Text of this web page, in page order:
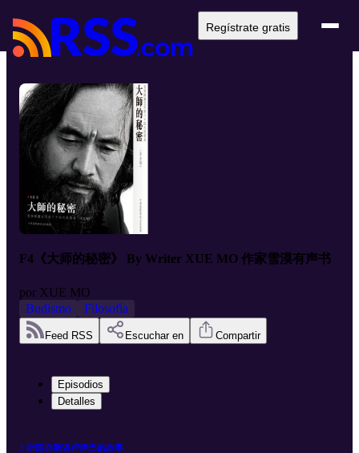
Regístrate gratis
F4《大师的秘密》 By Writer XUE MO 作家雪漠有声书
por XUE MO
Budismo
Filosofía
Feed RSS Escuchar en Compartir
Episodios
Detalles
1 听陈亦新讲卢伊巴的故事